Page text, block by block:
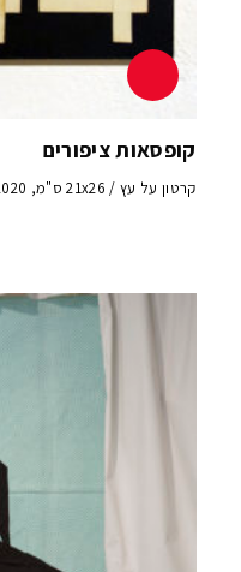
קופסאות ציפורים
קרטון על עץ / 21x26 ס"מ, 2020